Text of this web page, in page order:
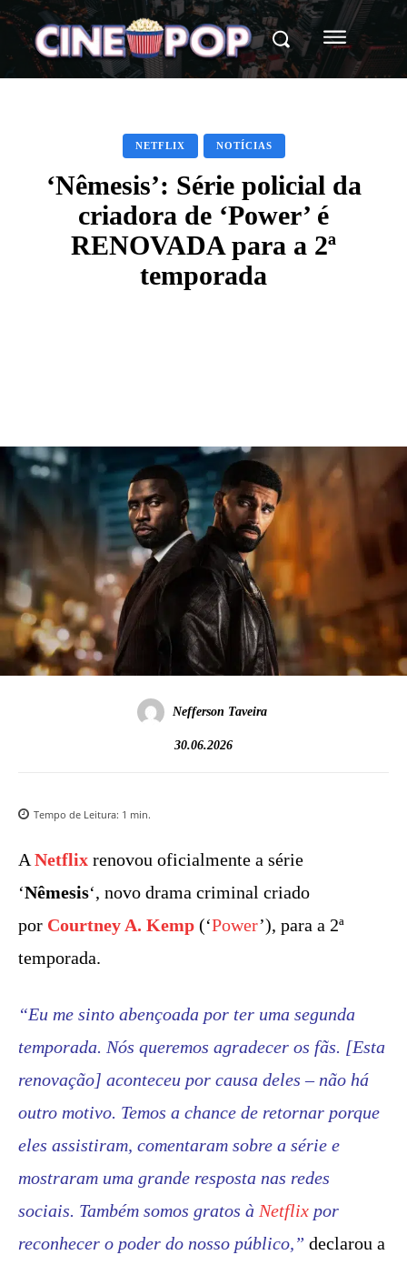
NETFLIX NOTÍCIAS
‘Nêmesis’: Série policial da
criadora de ‘Power’ é
RENOVADA para a 2ª
temporada
Nefferson Taveira
30.06.2026
Tempo de Leitura: 1 min.
A Netflix renovou oficialmente a série
‘Nêmesis‘, novo drama criminal criado
por Courtney A. Kemp (‘Power’), para a 2ª
temporada.
“Eu me sinto abençoada por ter uma segunda
temporada. Nós queremos agradecer os fãs. [Esta
renovação] aconteceu por causa deles – não há
outro motivo. Temos a chance de retornar porque
eles assistiram, comentaram sobre a série e
mostraram uma grande resposta nas redes
sociais. Também somos gratos à Netflix por
reconhecer o poder do nosso público,” declarou a